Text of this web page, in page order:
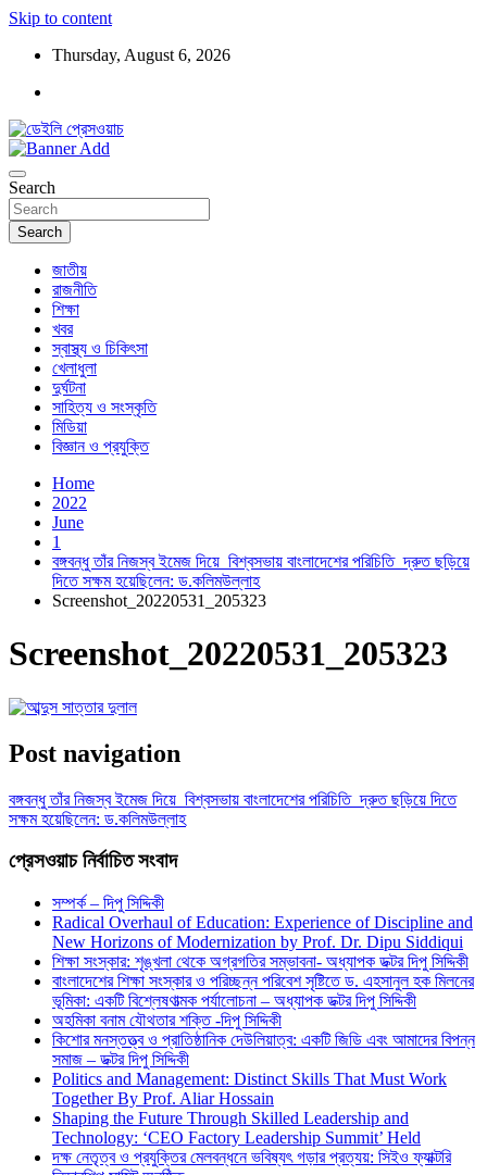
Skip to content
Thursday, August 6, 2026
ডেইলি প্রেসওয়াচ
Search
Search
জাতীয়
রাজনীতি
শিক্ষা
খবর
স্বাস্থ্য ও চিকিৎসা
খেলাধুলা
দুর্ঘটনা
সাহিত্য ও সংস্কৃতি
মিডিয়া
বিজ্ঞান ও প্রযুক্তি
Home
2022
June
1
বঙ্গবন্ধু তাঁর নিজস্ব ইমেজ দিয়ে বিশ্বসভায় বাংলাদেশের পরিচিতি দ্রুত ছড়িয়ে
দিতে সক্ষম হয়েছিলেন: ড.কলিমউল্লাহ
Screenshot_20220531_205323
Screenshot_20220531_205323
Post navigation
বঙ্গবন্ধু তাঁর নিজস্ব ইমেজ দিয়ে বিশ্বসভায় বাংলাদেশের পরিচিতি দ্রুত ছড়িয়ে দিতে
সক্ষম হয়েছিলেন: ড.কলিমউল্লাহ
প্রেসওয়াচ নির্বাচিত সংবাদ
সম্পর্ক – দিপু সিদ্দিকী
Radical Overhaul of Education: Experience of Discipline and
New Horizons of Modernization by Prof. Dr. Dipu Siddiqui
শিক্ষা সংস্কার: শৃঙ্খলা থেকে অগ্রগতির সম্ভাবনা- অধ্যাপক ডক্টর দিপু সিদ্দিকী
বাংলাদেশের শিক্ষা সংস্কার ও পরিচ্ছন্ন পরিবেশ সৃষ্টিতে ড. এহসানুল হক মিলনের
ভূমিকা: একটি বিশ্লেষণাত্মক পর্যালোচনা – অধ্যাপক ডক্টর দিপু সিদ্দিকী
অহমিকা বনাম যৌথতার শক্তি -দিপু সিদ্দিকী
কিশোর মনস্তত্ত্ব ও প্রাতিষ্ঠানিক দেউলিয়াত্ব: একটি জিডি এবং আমাদের বিপন্ন
সমাজ – ডক্টর দিপু সিদ্দিকী
Politics and Management: Distinct Skills That Must Work
Together By Prof. Aliar Hossain
Shaping the Future Through Skilled Leadership and
Technology: ‘CEO Factory Leadership Summit’ Held
দক্ষ নেতৃত্ব ও প্রযুক্তির মেলবন্ধনে ভবিষ্যৎ গড়ার প্রত্যয়: সিইও ফ্যাক্টরি